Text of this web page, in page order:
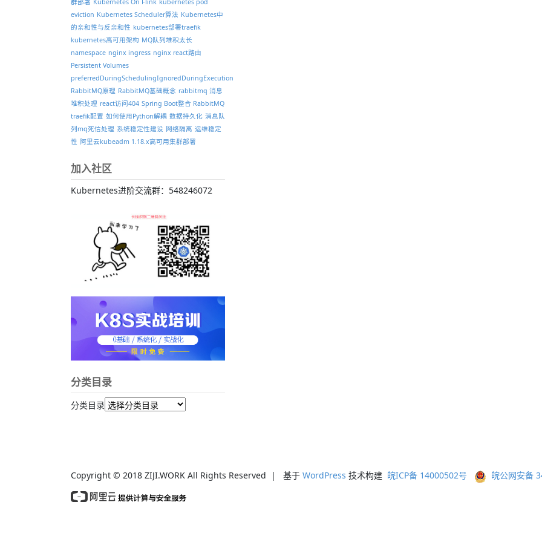
群部署 Kubernetes On Flink kubernetes pod
eviction Kubernetes Scheduler算法 Kubernetes中
的亲和性与反亲和性 kubernetes部署traefik
kubernetes高可用架构 MQ队列堆积太长
namespace nginx ingress nginx react路由
Persistent Volumes
preferredDuringSchedulingIgnoredDuringExecution
RabbitMQ原理 RabbitMQ基础概念 rabbitmq 消息
堆积处理 react访问404 Spring Boot整合 RabbitMQ
traefik配置 如何使用Python解耦 数据持久化 消息队
列mq死信处理 系统稳定性建设 网络隔离 运维稳定
性 阿里云kubeadm 1.18.x高可用集群部署
加入社区
Kubernetes进阶交流群：548246072
分类目录
分类目录
Copyright © 2018 ZIJI.WORK All Rights Reserved | 基于 WordPress 技术构建 皖ICP备 14000502号 皖公网安备